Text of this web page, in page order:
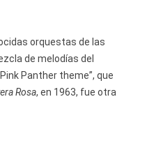
orquestas de las
de melodías del
Panther theme”, que
Rosa, en 1963, fue otra